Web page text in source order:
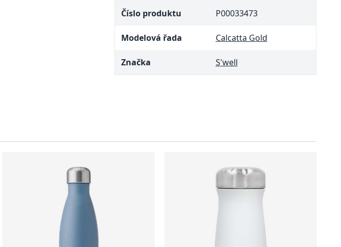
Číslo produktu P00033473
Modelová řada Calcatta Gold
Značka S'well